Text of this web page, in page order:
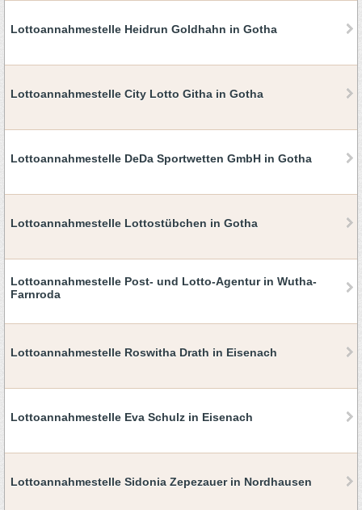
Lottoannahmestelle Heidrun Goldhahn in Gotha
Lottoannahmestelle City Lotto Githa in Gotha
Lottoannahmestelle DeDa Sportwetten GmbH in Gotha
Lottoannahmestelle Lottostübchen in Gotha
Lottoannahmestelle Post- und Lotto-Agentur in Wutha-
Farnroda
Lottoannahmestelle Roswitha Drath in Eisenach
Lottoannahmestelle Eva Schulz in Eisenach
Lottoannahmestelle Sidonia Zepezauer in Nordhausen